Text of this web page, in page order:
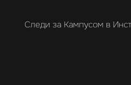
Следи за Кампусом в